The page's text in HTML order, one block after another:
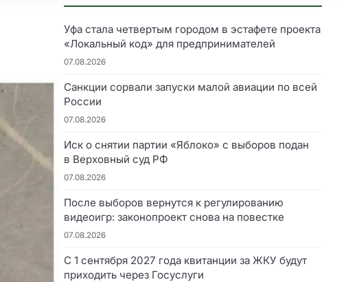
Уфа стала четвертым городом в эстафете проекта
«Локальный код» для предпринимателей
07.08.2026
Санкции сорвали запуски малой авиации по всей
России
07.08.2026
Иск о снятии партии «Яблоко» с выборов подан
в Верховный суд РФ
07.08.2026
После выборов вернутся к регулированию
видеоигр: законопроект снова на повестке
07.08.2026
С 1 сентября 2027 года квитанции за ЖКУ будут
приходить через Госуслуги